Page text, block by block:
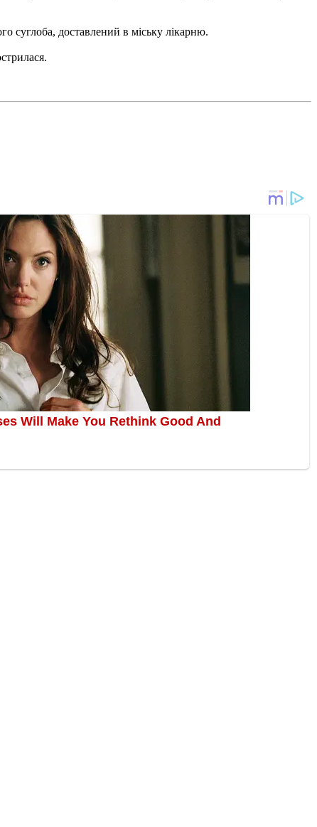
суглоба, доставлений в міську лікарню.